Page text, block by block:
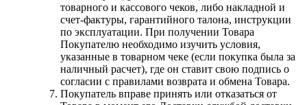
товарного и кассового чеков, либо накладной и
счет-фактуры, гарантийного талона, инструкции
по эксплуатации. При получении Товара
Покупателю необходимо изучить условия,
указанные в товарном чеке (если покупка была за
наличный расчет), где он ставит свою подпись о
согласии с правилами возврата и обмена Товара.
Покупатель вправе принять или отказаться от